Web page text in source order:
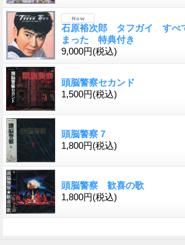
石原裕次郎 タフガイ すべ
まった 特典付き
9,000円(税込)
頭脳警察セカンド
1,500円(税込)
頭脳警察 7
1,800円(税込)
頭脳警察 歓喜の歌
1,800円(税込)